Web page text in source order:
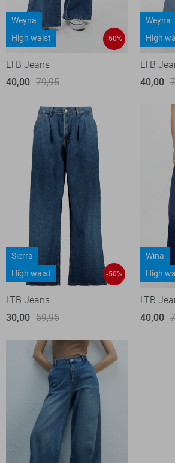
Weyna
High waist
-50%
LTB Jeans
40,00 79,95
Weyna
High
LTB
40,00
Sierra
High waist
-50%
LTB Jeans
30,00 59,95
Wina
High
LTB
40,00